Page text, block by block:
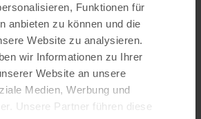
Funktionen für
anbieten zu können und die
Website zu analysieren.
wir Informationen zu Ihrer
Website an unsere
Medien, Werbung und
Unsere Partner führen diese
Uhr
15.40 Uhr an Engeln
Uhr
17.40 Uhr an Brohl/Rhein